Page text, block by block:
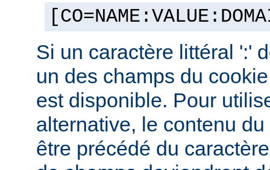
Si un caractère littéral ':'
un des champs du
est disponible. Pour
alternative, le contenu
être précédé du